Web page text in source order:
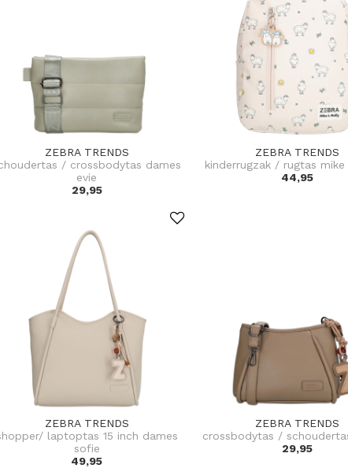
ZEBRA TRENDS
/ crossbodytas dames
evie
29,95
ZEBRA TRENDS
kinderrugzak / rugtas
44,95
ZEBRA TRENDS
laptoptas 15 inch dames
sofie
49,95
ZEBRA TRENDS
crossbodytas /
29,95